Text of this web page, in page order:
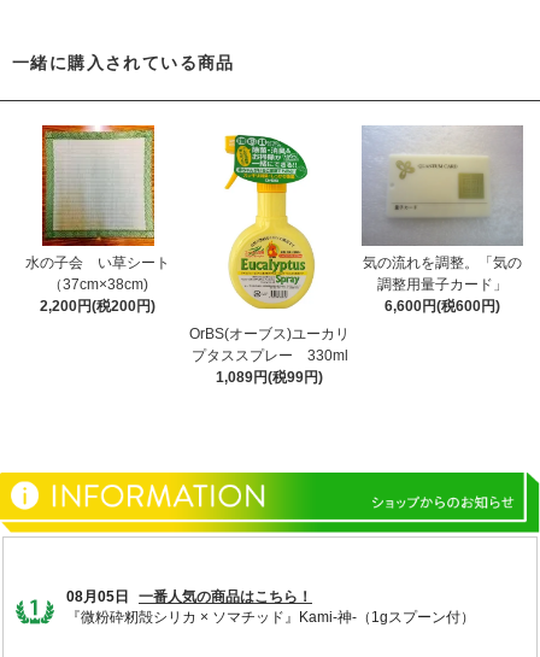
一緒に購入されている商品
水の子会 い草シート
（37cm×38cm)
2,200円(税200円)
OrBS(オーブス)ユーカリ
プタススプレー 330ml
1,089円(税99円)
気の流れを調整。「気の
調整用量子カード」
6,600円(税600円)